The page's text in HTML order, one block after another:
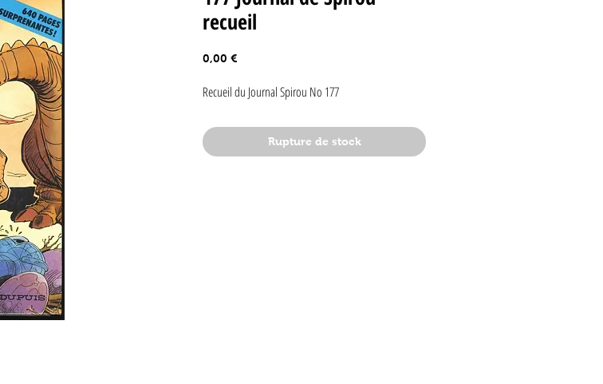
recueil
0,00 €
Recueil du Journal Spirou No 177
Rupture de stock